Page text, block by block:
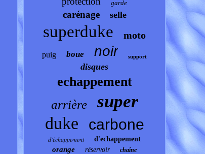
garde
carénage selle
superduke moto
puig boue noir support
disques
echappement
arrière super
duke carbone
d'échappement d'echappement
orange réservoir chaîne